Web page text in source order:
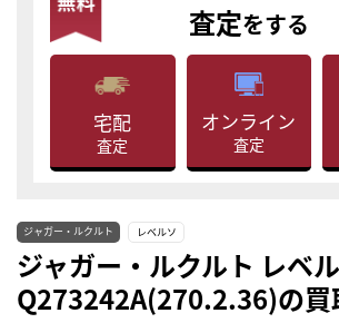
査定をする
宅配
査定
オンライン
査定
ジャガー・ルクルト レベルソ
ジャガー・ルクルト レベ
Q273242A(270.2.36)の買